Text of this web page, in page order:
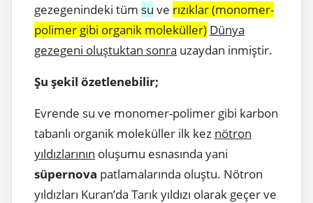
gezegenindeki tüm su ve rızıklar (monomer-
polimer gibi organik moleküller) Dünya
gezegeni oluştuktan sonra uzaydan inmiştir.
Şu şekil özetlenebilir;
Evrende su ve monomer-polimer gibi karbon
tabanlı organik moleküller ilk kez nötron
yıldızlarının oluşumu esnasında yani
süpernova patlamalarında oluştu. Nötron
yıldızları Kuran’da Tarık yıldızı olarak geçer ve